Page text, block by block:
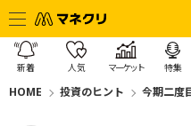
新着 人気 マーケット 特集
HOME 投資のヒント 今期二度